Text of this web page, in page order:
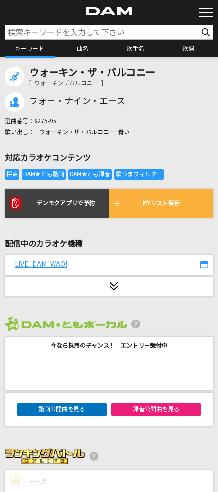
キーワード 曲名 歌手名 歌詞
カラオケ検索
全国りれき
リアルタイムで歌われている曲の一覧
[生音]糸
final phase
KinKi Kids
いつか何もない世界で
ウォーキン・ザ・バルコニー
[ ウォーキンザバルコニー ]
フォー・ナイン・エース
選曲番号： 6275-95
ウォーキン・ザ・バルコニー 青い
対応カラオケコンテンツ
デンモクアプリで予約 MYリスト保存
配信中のカラオケ機種
LIVE DAM WAO!
今なら採用のチャンス！ エントリー受付中
DAM★ともボーカルエントリーランキング
動画公開曲を見る
録音公開曲を見る
1 ---- 点 ----